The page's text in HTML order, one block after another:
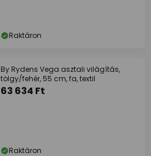
Raktáron
By Rydens Vega asztali világítás,
tölgy/fehér, 55 cm, fa, textil
63 634 Ft
Raktáron